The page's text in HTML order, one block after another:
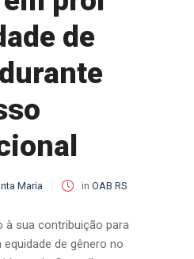
de
Maria in OAB RS
à sua contribuição para
de gênero no